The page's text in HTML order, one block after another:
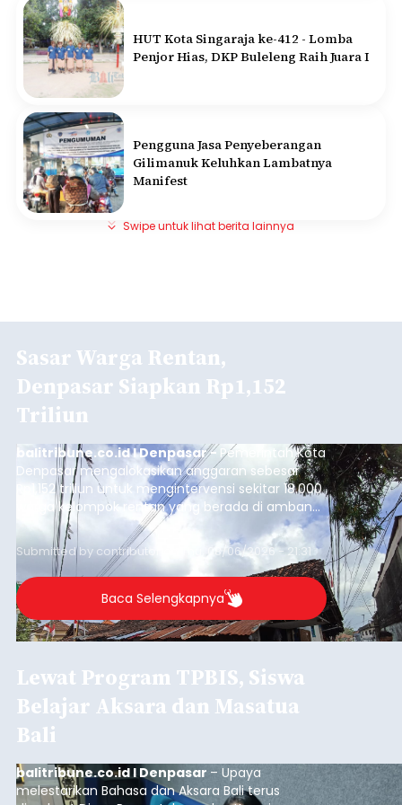
HUT Kota Singaraja ke-412 - Lomba
Penjor Hias, DKP Buleleng Raih Juara I
Pengguna Jasa Penyeberangan
Gilimanuk Keluhkan Lambatnya
Manifest
Swipe untuk lihat berita lainnya
Sasar Warga Rentan,
Denpasar Siapkan Rp1,152
Triliun
balitribune.co.id I Denpasar - Pemerintah Kota
Denpasar mengalokasikan anggaran sebesar
Rp1,152 triliun untuk mengintervensi sekitar 18.000
warga kelompok rentan yang berada di ambang
garis kemiskinan. Langkah strategis ini diambil
guna menjaga masyarakat yang berada pada
kelompok desil 5 dan 6 tersebut agar tidak
merosot ke kategori miskin.
Submitted by contributor Thu, 08/06/2026 - 21:31
Baca Selengkapnya
Lewat Program TPBIS, Siswa
Belajar Aksara dan Masatua
Bali
balitribune.co.id I Denpasar – Upaya
melestarikan Bahasa dan Aksara Bali terus